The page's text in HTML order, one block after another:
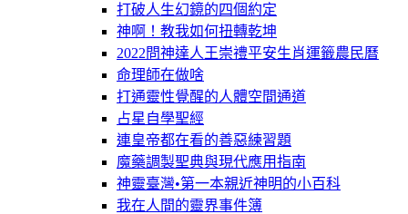
打破人生幻鏡的四個約定
神啊！教我如何扭轉乾坤
2022問神達人王崇禮平安生肖運籤農民曆
命理師在做啥
打通靈性覺醒的人體空間通道
占星自學聖經
連皇帝都在看的善惡練習題
魔藥調製聖典與現代應用指南
神靈臺灣•第一本親近神明的小百科
我在人間的靈界事件簿